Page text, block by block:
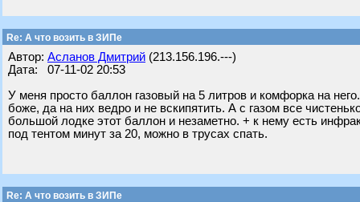
Re: А что возить в ЗИПе
Автор: Асланов Дмитрий (213.156.196.---)
Дата: 07-11-02 20:53
У меня просто баллон газовый на 5 литров и комфорка на
боже, да на них ведро и не вскипятить. А с газом все
большой лодке этот баллон и незаметно. + к нему есть
под тентом минут за 20, можно в трусах спать.
Re: А что возить в ЗИПе